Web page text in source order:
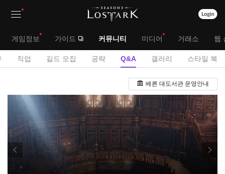
대
게임정보 가이드 커뮤니티 미디어 거래소 웹
메
뉴
직업 길드 모집 공략 Q&A 갤러리 스타일 북
&
시
판
베른 대도서관 운영안내